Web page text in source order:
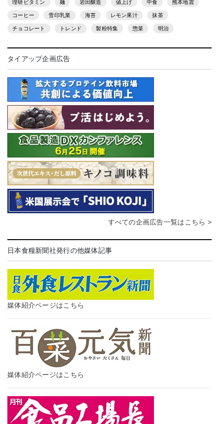
理研ビタミン 麺 岩田醸造 値上げ 中食 熊本地震
コーヒー 雪印乳業 海苔 レモン果汁 抹茶
チョコレート トレンド 製粉特集 惣菜 明治
タイアップ企画広告
すべての企画広告一覧はこちら >
日本食糧新聞社発行の他媒体記事
媒体紹介ページはこちら
媒体紹介ページはこちら